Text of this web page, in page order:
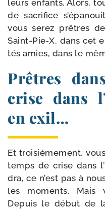
leurs enfants. Alors,
de sacri­fice
vous serez prêtres
Saint-​Pie‑X, dans cet
tés amies, dans le
Prêtres
crise dans
en exil…
Et troi­siè­me­ment,
temps de crise dans
dra, ce n’est pas à
les moments. Mais
Depuis le début de